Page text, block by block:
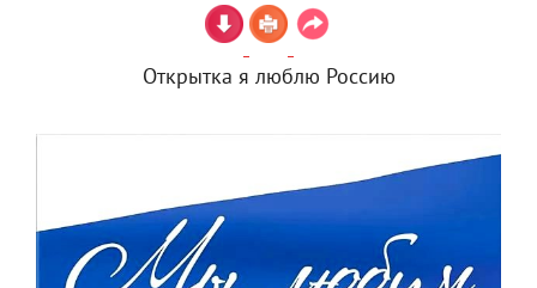
Открытка я люблю Россию